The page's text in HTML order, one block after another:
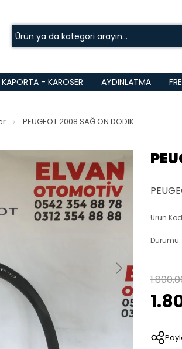
KAPORTA - KAROSER AYDINLATMA
PEUGEOT 2008 SAĞ ÖN DODİK
Ürün
Durumu: